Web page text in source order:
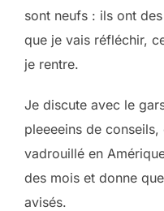
sont neufs : ils ont
que je vais réfléchir,
je rentre.
Je discute avec le
pleeeeins de conseils,
vadrouillé en
des mois et donne
avisés.